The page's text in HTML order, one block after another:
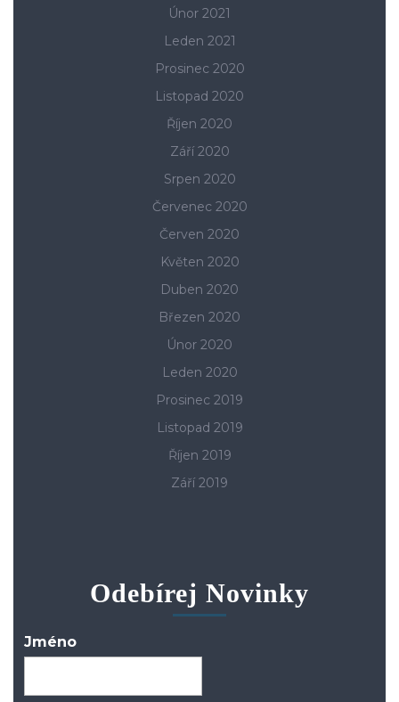
Únor 2021
Leden 2021
Prosinec 2020
Listopad 2020
Říjen 2020
Září 2020
Srpen 2020
Červenec 2020
Červen 2020
Květen 2020
Duben 2020
Březen 2020
Únor 2020
Leden 2020
Prosinec 2019
Listopad 2019
Říjen 2019
Září 2019
Odebírej Novinky
Jméno